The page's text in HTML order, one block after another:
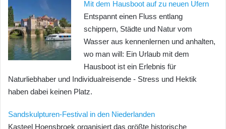
Mit dem Hausboot auf zu neuen Ufern
Entspannt einen Fluss entlang
schippern, Städte und Natur vom
Wasser aus kennenlernen und anhalten,
wo man will: Ein Urlaub mit dem
Hausboot ist ein Erlebnis für
Naturliebhaber und Individualreisende - Stress und Hektik
haben dabei keinen Platz.
Sandskulpturen-Festival in den Niederlanden
Kasteel Hoensbroek organisiert das größte historische